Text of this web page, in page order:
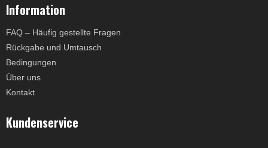
Information
FAQ – Häufig gestellte Fragen
Rückgabe und Umtausch
Bedingungen
Über uns
Kontakt
Kundenservice